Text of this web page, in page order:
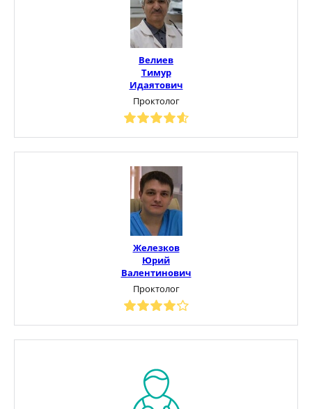
Велиев
Тимур
Идаятович
Проктолог
Железков
Юрий
Валентинович
Проктолог